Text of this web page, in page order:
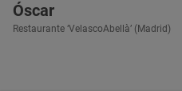
Óscar
Restaurante ‘VelascoAbellà’ (Madrid)